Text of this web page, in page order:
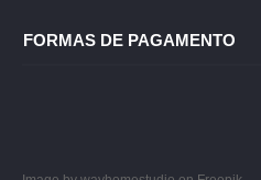
FORMAS DE PAGAMENTO